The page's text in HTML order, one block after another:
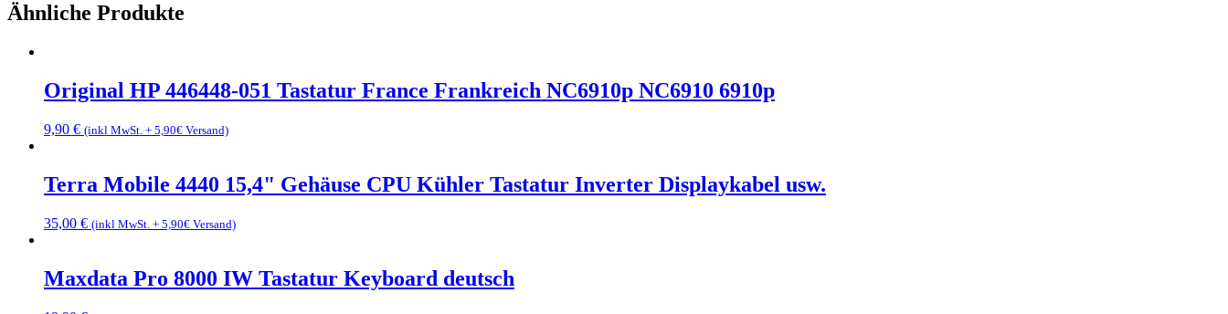
Ähnliche Produkte
Original HP 446448-051 Tastatur France Frankreich NC6910p NC6910 6910p
9,90 € (inkl MwSt. + 5,90€ Versand)
Terra Mobile 4440 15,4" Gehäuse CPU Kühler Tastatur Inverter Displaykabel usw.
35,00 € (inkl MwSt. + 5,90€ Versand)
Maxdata Pro 8000 IW Tastatur Keyboard deutsch